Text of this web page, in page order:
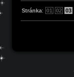
Stránka: 01 02 03